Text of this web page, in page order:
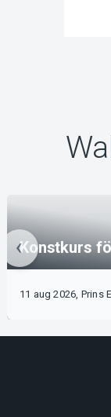
Konstkurs
11 aug 2026, Prins